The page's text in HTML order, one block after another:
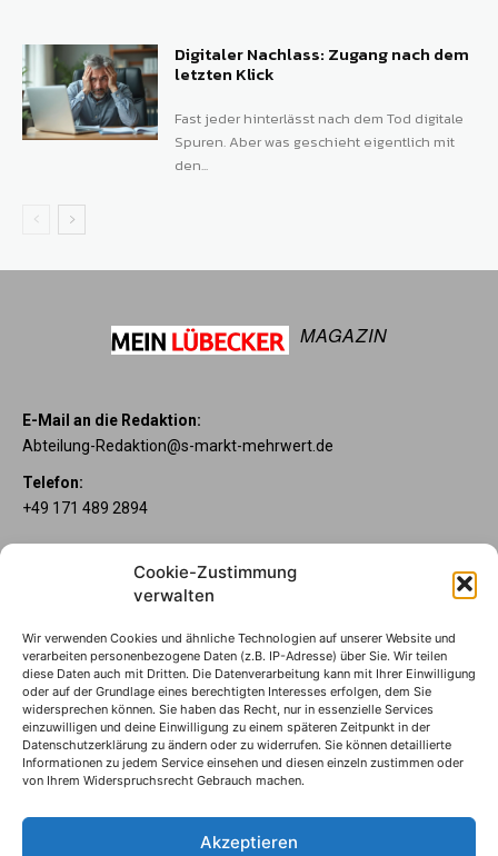
Cookie-Zustimmung
verwalten
Wir verwenden Cookies und ähnliche Technologien auf unserer Website und
verarbeiten personenbezogene Daten (z.B. IP-Adresse) über Sie. Wir teilen
diese Daten auch mit Dritten. Die Datenverarbeitung kann mit Ihrer Einwilligung
oder auf der Grundlage eines berechtigten Interesses erfolgen, dem Sie
widersprechen können. Sie haben das Recht, nur in essenzielle Services
einzuwilligen und deine Einwilligung zu einem späteren Zeitpunkt in der
Datenschutzerklärung zu ändern oder zu widerrufen. Sie können detaillierte
Informationen zu jedem Service einsehen und diesen einzeln zustimmen oder
von Ihrem Widerspruchsrecht Gebrauch machen.
Akzeptieren
Digitaler Nachlass: Zugang nach dem
letzten Klick
Fast jeder hinterlässt nach dem Tod digitale
Spuren. Aber was geschieht eigentlich mit
den...
MAGAZIN
E-Mail an die Redaktion:
Abteilung-Redaktion@s-markt-mehrwert.de
Telefon:
+49 171 489 2894
Wenn’s um Geld geht, hat jeder ganz individuelle Vorstellungen.
Mein Lübecker Konto genau das Richtige für Sie. Unsere
Kontomodelle Mein Lübecker Premium, Mein Lübecker Comfort
und Mein Lübecker Fresh bieten Ihnen etliche Inklusivleistungen.
Im Mein Lübecker Magazin erfahren Sie immer, was es Neues
gibt.
Die Mein Lübecker Kontomodelle